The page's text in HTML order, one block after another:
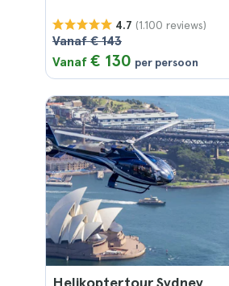
4.7 (1.100 reviews)
Vanaf € 143
Vanaf € 130 per persoon
Helikoptertour Sydney